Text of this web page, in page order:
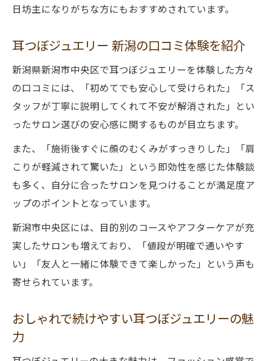
日坊主になりがちな方にもおすすめされています。
耳つぼジュエリー 新潟の口コミ体験を紹介
新潟県新潟市中央区で耳つぼジュエリーを体験した方々
の口コミには、「初めてでも安心して受けられた」「ス
タッフが丁寧に説明してくれて不安が解消された」とい
ったサロン選びの安心感に関するものが目立ちます。
また、「施術後すぐに顔のむくみがすっきりした」「肩
こりが軽減されて驚いた」という即効性を感じた体験談
も多く、自分に合ったサロンを見つけることが満足度ア
ップのポイントとなっています。
新潟市中央区には、目的別のコースやアフターケアが充
実したサロンも増えており、「値段が明確で通いやす
い」「友人と一緒に体験できて楽しかった」という声も
寄せられています。
おしゃれで続けやすい耳つぼジュエリーの魅
力